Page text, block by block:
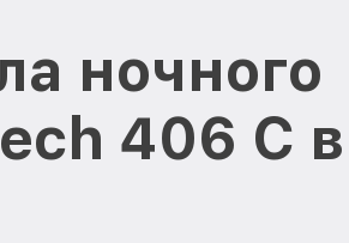
ночного
406 С в